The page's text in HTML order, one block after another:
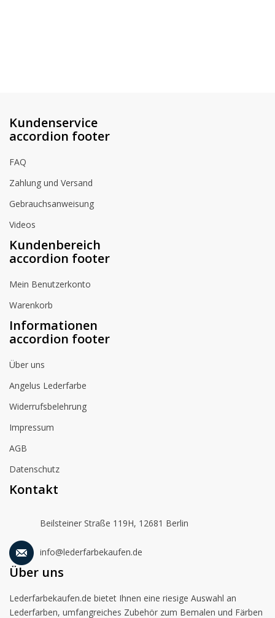
Kundenservice
accordion footer
FAQ
Zahlung und Versand
Gebrauchsanweisung
Videos
Kundenbereich
accordion footer
Mein Benutzerkonto
Warenkorb
Informationen
accordion footer
Über uns
Angelus Lederfarbe
Widerrufsbelehrung
Impressum
AGB
Datenschutz
Kontakt
Beilsteiner Straße 119H, 12681 Berlin
info@lederfarbekaufen.de
Über uns
Lederfarbekaufen.de bietet Ihnen eine riesige Auswahl an
Lederfarben, umfangreiches Zubehör zum Bemalen und Färben